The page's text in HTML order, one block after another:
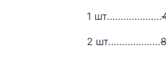
1 шт....................
2 шт...................